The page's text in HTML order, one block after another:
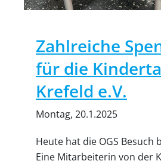
Zahlreiche
für die
Krefeld e.V.
Montag, 20.1.2025
Heute hat die OGS Besuch
Eine Mitarbeiterin von der